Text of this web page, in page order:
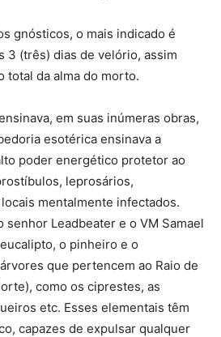
gnósticos, o mais indicado é
3 (três) dias de velório, assim
total da alma do morto.
em suas inúmeras obras,
esotérica ensinava a
poder energético protetor ao
leprosários,
mentalmente infectados.
senhor Leadbeater e o VM Samael
o pinheiro e o
que pertencem ao Raio de
como os ciprestes, as
etc. Esses elementais têm
capazes de expulsar qualquer